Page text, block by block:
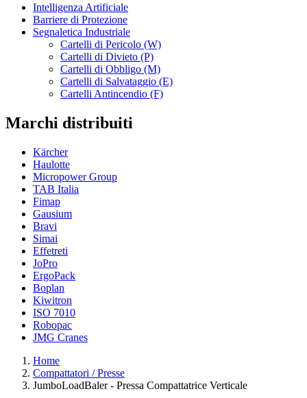
Intelligenza Artificiale
Barriere di Protezione
Segnaletica Industriale
Cartelli di Pericolo (W)
Cartelli di Divieto (P)
Cartelli di Obbligo (M)
Cartelli di Salvataggio (E)
Cartelli Antincendio (F)
Marchi distribuiti
Kärcher
Haulotte
Micropower Group
TAB Italia
Fimap
Gausium
Bravi
Simai
Effetreti
JoPro
ErgoPack
Boplan
Kiwitron
ISO 7010
Robopac
JMG Cranes
Home
Compattatori / Presse
JumboLoadBaler - Pressa Compattatrice Verticale